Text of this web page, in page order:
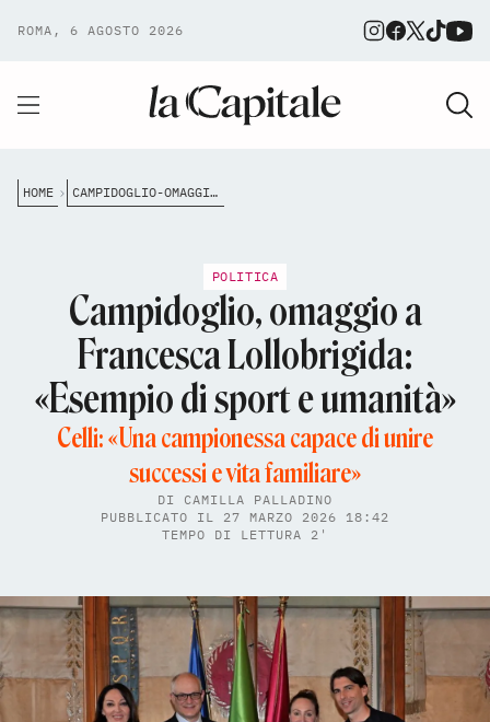
ROMA, 6 AGOSTO 2026
HOME CAMPIDOGLIO-OMAGGIO-A-FRANCESCA-LOLLOBRIGIDA-ESEMPIO-DI-SPORT-E-UMANIT%C3%A0
POLITICA
Campidoglio, omaggio a
Francesca Lollobrigida:
«Esempio di sport e umanità»
Celli: «Una campionessa capace di unire
successi e vita familiare»
DI CAMILLA PALLADINO
PUBBLICATO IL 27 MARZO 2026 18:42
TEMPO DI LETTURA 2'